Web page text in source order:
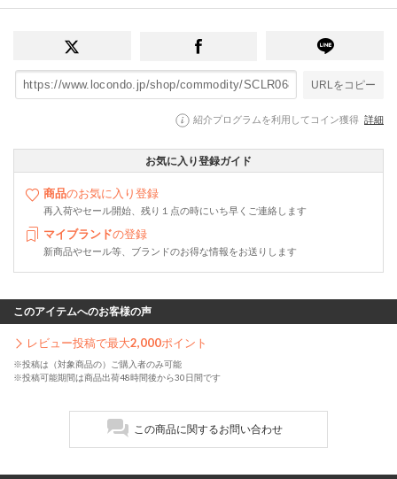
URLをコピー
紹介プログラムを利用してコイン獲得 詳細
お気に入り登録ガイド
商品のお気に入り登録
再入荷やセール開始、残り１点の時にいち早くご連絡します
マイブランドの登録
新商品やセール等、ブランドのお得な情報をお送りします
このアイテムへのお客様の声
レビュー投稿で最大2,000ポイント
※投稿は（対象商品の）ご購入者のみ可能
※投稿可能期間は商品出荷48時間後から30日間です
この商品に関するお問い合わせ